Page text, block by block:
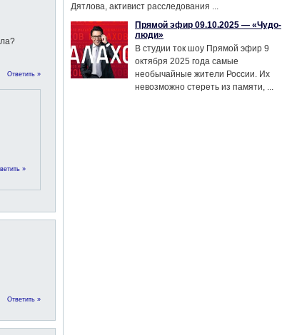
Ответить »
»
Ответить »
Дятлова, активист расследования ...
Прямой эфир 09.10.2025 — «Чудо-
люди»
В студии ток шоу Прямой эфир 9
октября 2025 года самые
необычайные жители России. Их
невозможно стереть из памяти, ...